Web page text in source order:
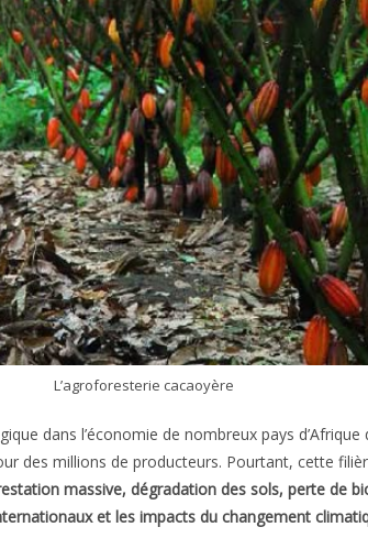
L’agroforesterie cacaoyère
dans l’économie de nombreux pays d’Afrique
des millions de producteurs. Pourtant, cette
massive, dégradation des sols, perte de
et les impacts du changement